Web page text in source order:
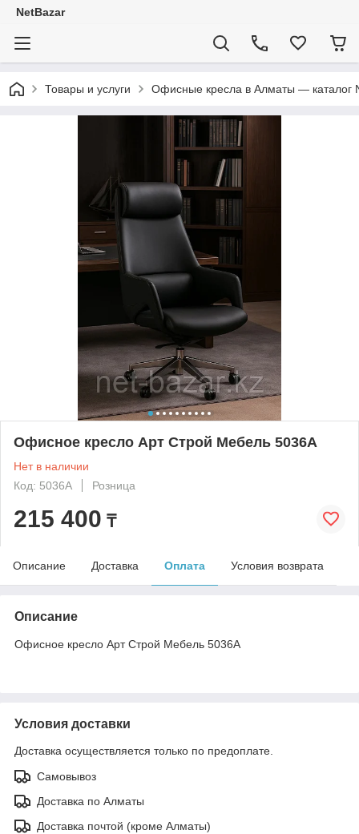
NetBazar
Товары и услуги Офисные кресла в Алматы — каталог
Офисное кресло Арт Строй Мебель 5036A
Нет в наличии
Код: 5036A
Розница
215 400 ₸
Описание Доставка Оплата Условия возврата
Описание
Офисное кресло Арт Строй Мебель 5036A
Условия доставки
Доставка осуществляется только по предоплате.
Самовывоз
Доставка по Алматы
Доставка почтой (кроме Алматы)